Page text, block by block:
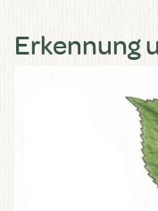
Erkennung